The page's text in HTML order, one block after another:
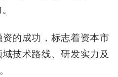
的成功，标志着资本市
技术路线、研发实力及